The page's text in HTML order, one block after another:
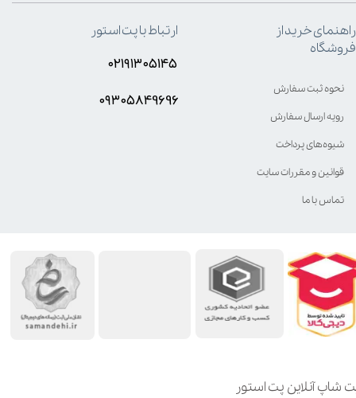
شاپ آنلاین پت استور
راهنمای خرید از
فروشگاه
نحوه ثبت سفارش
رویه ارسال سفارش
شیوه‌های پرداخت
قوانین و مقررات سایت
تماس با ما
ارتباط با پت استور
۰۲۱۹۱۳۰۵۱۴۵
۰۹۳۰۵8۴9696